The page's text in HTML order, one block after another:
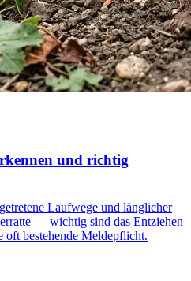
und richtig
Laufwege und länglicher
— wichtig sind das Entziehen
oft bestehende Meldepflicht.